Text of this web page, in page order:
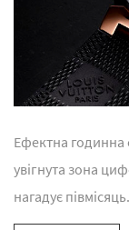
Ефектна годинна
увігнута зона
нагадує